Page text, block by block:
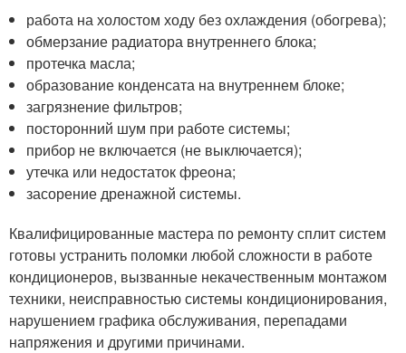
работа на холостом ходу без охлаждения (обогрева);
обмерзание радиатора внутреннего блока;
протечка масла;
образование конденсата на внутреннем блоке;
загрязнение фильтров;
посторонний шум при работе системы;
прибор не включается (не выключается);
утечка или недостаток фреона;
засорение дренажной системы.
Квалифицированные мастера по ремонту сплит систем
готовы устранить поломки любой сложности в работе
кондиционеров, вызванные некачественным монтажом
техники, неисправностью системы кондиционирования,
нарушением графика обслуживания, перепадами
напряжения и другими причинами.